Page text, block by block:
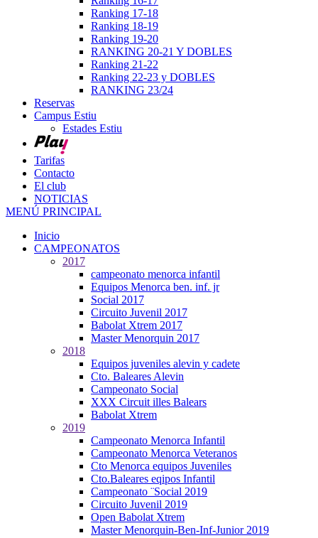
Ranking 17-18
Ranking 18-19
Ranking 19-20
RANKING 20-21 Y DOBLES
Ranking 21-22
Ranking 22-23 y DOBLES
RANKING 23/24
Reservas
Campus Estiu
Estades Estiu
Tarifas
Contacto
El club
NOTICIAS
MENÚ PRINCIPAL
Inicio
CAMPEONATOS
2017
campeonato menorca infantil
Equipos Menorca ben. inf. jr
Social 2017
Circuito Juvenil 2017
Babolat Xtrem 2017
Master Menorquin 2017
2018
Equipos juveniles alevin y cadete
Cto. Baleares Alevin
Campeonato Social
XXX Circuit illes Balears
Babolat Xtrem
2019
Campeonato Menorca Infantil
Campeonato Menorca Veteranos
Cto Menorca equipos Juveniles
Cto.Baleares eqipos Infantil
Campeonato ¨Social 2019
Circuito Juvenil 2019
Open Babolat Xtrem
Master Menorquin-Ben-Inf-Junior 2019